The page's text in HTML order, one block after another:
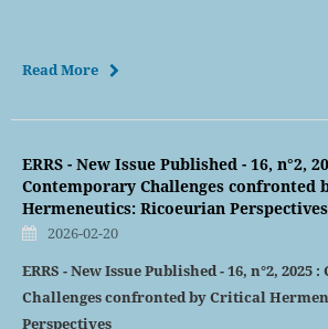
Read More
ERRS - New Issue Published - 16, n°2,
Contemporary Challenges confronted
Hermeneutics: Ricoeurian Perspectives
2026-02-20
ERRS - New Issue Published - 16, n°2,
Challenges confronted by Critical
Perspectives